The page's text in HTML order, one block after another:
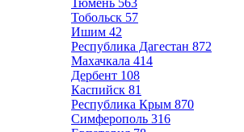
Тюмень 563
Тобольск 57
Ишим 42
Республика Дагестан 872
Махачкала 414
Дербент 108
Каспийск 81
Республика Крым 870
Симферополь 316